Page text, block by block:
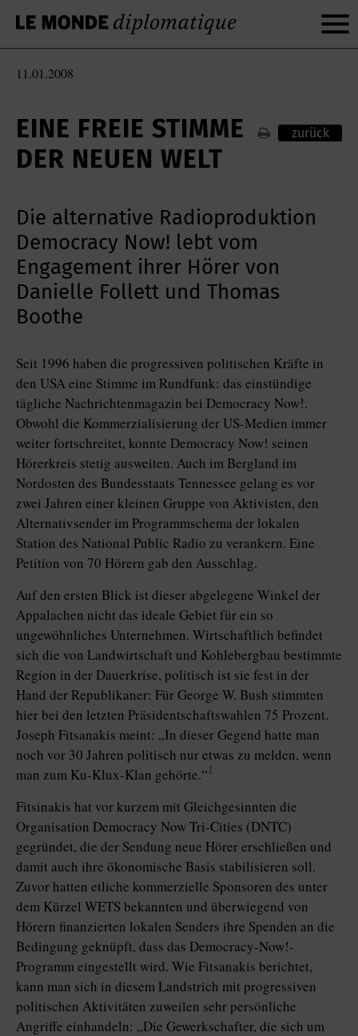
11.01.2008
EINE FREIE STIMME
DER NEUEN WELT
zurück
Die alternative Radioproduktion
Democracy Now! lebt vom
Engagement ihrer Hörer von
Danielle Follett und Thomas
Boothe
Seit 1996 haben die progressiven politischen Kräfte in
den USA eine Stimme im Rundfunk: das einstündige
tägliche Nachrichtenmagazin bei Democracy Now!.
Obwohl die Kommerzialisierung der US-Medien immer
weiter fortschreitet, konnte Democracy Now! seinen
Hörerkreis stetig ausweiten. Auch im Bergland im
Nordosten des Bundesstaats Tennessee gelang es vor
zwei Jahren einer kleinen Gruppe von Aktivisten, den
Alternativsender im Programmschema der lokalen
Station des National Public Radio zu verankern. Eine
Petition von 70 Hörern gab den Ausschlag.
Auf den ersten Blick ist dieser abgelegene Winkel der
Appalachen nicht das ideale Gebiet für ein so
ungewöhnliches Unternehmen. Wirtschaftlich befindet
sich die von Landwirtschaft und Kohlebergbau bestimmte
Region in der Dauerkrise, politisch ist sie fest in der
Hand der Republikaner: Für George W. Bush stimmten
hier bei den letzten Präsidentschaftswahlen 75 Prozent.
Joseph Fitsanakis meint: „In dieser Gegend hatte man
noch vor 30 Jahren politisch nur etwas zu melden, wenn
man zum Ku-Klux-Klan gehörte.“ 1
Fitsinakis hat vor kurzem mit Gleichgesinnten die
Organisation Democracy Now Tri-Cities (DNTC)
gegründet, die der Sendung neue Hörer erschließen und
damit auch ihre ökonomische Basis stabilisieren soll.
Zuvor hatten etliche kommerzielle Sponsoren des unter
dem Kürzel WETS bekannten und überwiegend von
Hörern finanzierten lokalen Senders ihre Spenden an die
Bedingung geknüpft, dass das Democracy-Now!-
Programm eingestellt wird. Wie Fitsanakis berichtet,
kann man sich in diesem Landstrich mit progressiven
politischen Aktivitäten zuweilen sehr persönliche
Angriffe einhandeln: „Die Gewerkschafter, die sich um